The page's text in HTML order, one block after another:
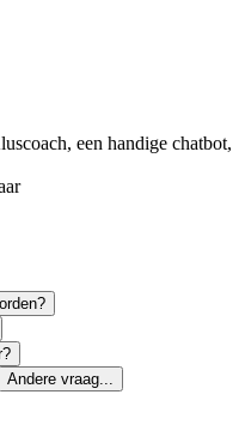
een handige chatbot,
Andere vraag...